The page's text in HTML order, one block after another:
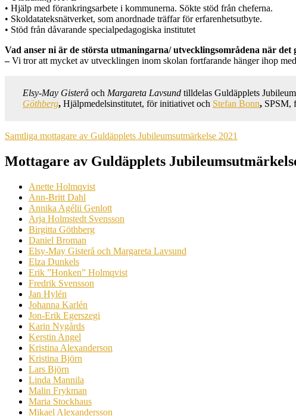
• Hjälp med förankringsarbete i kommunerna. Sökte stöd från cheferna.
• Skoldatateksnätverket, som anordnade träffar för erfarenhetsutbyte.
• Stöd från dåvarande specialpedagogiska institutet
Vad anser ni är de största utmaningarna/ utvecklingsområdena när
–Vi tror att mycket av utvecklingen inom skolan fortfarande hänger ihop
Elsy-May Gisterå och Margareta Lavsund tilldelas Guldäpplets
Göthberg, Hjälpmedelsinstitutet, för initiativet och Stefan Bonn, SPSM,
Samtliga mottagare av Guldäpplets Jubileumsutmärkelse 2021
Mottagare av Guldäpplets
Anette Holmqvist
Ann-Britt Dahl
Annika Agélii Genlott
Arja Holmstedt Svensson
Birgitta Göthberg
Daniel Broman
Elsy-May Gisterå och Margareta Lavsund
Elza Dunkels
Erik ”Honken” Holmqvist
Fredrik Svensson
Jan Hylén
Johanna Karlén
Jon-Erik Egerszegi
Karin Nygårds
Kerstin Angel
Kristina Alexanderson
Kristina Björn
Lars Björn
Linda Mannila
Malin Frykman
Maria Stockhaus
Mikael Alexandersson